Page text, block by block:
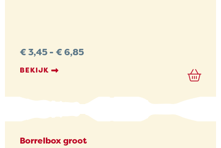
€3,45 - €6,85Prijsklasse:
BEKIJK
Borrelbox groot